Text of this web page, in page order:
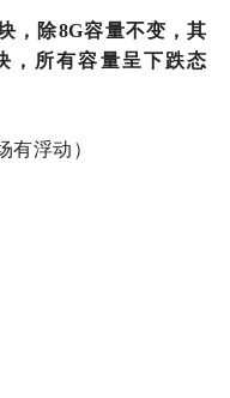
，除8G容量不变，其
，所有容量呈下跌态
有浮动）